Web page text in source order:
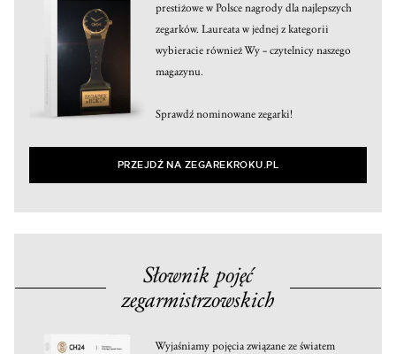
prestiżowe w Polsce nagrody dla najlepszych
zegarków. Laureata w jednej z kategorii
wybieracie również Wy – czytelnicy naszego
magazynu.
Sprawdź nominowane zegarki!
PRZEJDŹ NA ZEGAREKROKU.PL
Słownik pojęć
zegarmistrzowskich
Wyjaśniamy pojęcia związane ze światem